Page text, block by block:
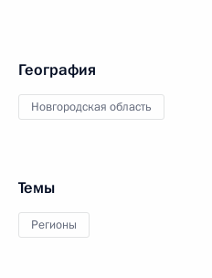
География
Новгородская область
Темы
Регионы